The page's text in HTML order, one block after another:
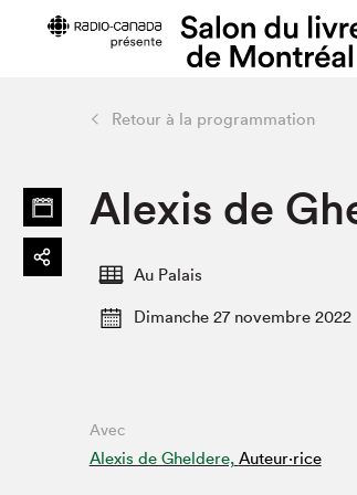
Horaires et tarifs
Se rendre au Salon
Restauration
Projets partenaires
Retour à la programmation
Alexis de
Au Palais
Dimanche 27 novembre 2022
Avec
Alexis de Gheldere, Auteur·rice